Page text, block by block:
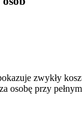
zwykły
osobę przy